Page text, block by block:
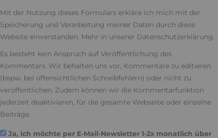
Mit der Nutzung dieses Formulars erkläre ich mich mit der
Speicherung und Verarbeitung meiner Daten durch diese
Website einverstanden. Mehr in unserer Datenschutzerklärung.
Es besteht kein Anspruch auf Veröffentlichung des
Kommentars. Wir behalten uns vor, Kommentare zu editieren
(bspw. bei offensichtlichen Schreibfehlern) oder nicht zu
veröffentlichen. Zudem können wir die Kommentarfunktion
jederzeit deaktivieren, für die gesamte Webseite oder einzelne
Beiträge.
Ja, ich möchte per E-Mail-Newsletter 1-2x monatlich über